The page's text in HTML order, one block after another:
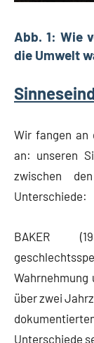
Abb. 1: Wie
die Umwelt
Wir fangen an
an: unseren
zwischen
Unterschiede:
BAKER
über zwei
Unterschiede